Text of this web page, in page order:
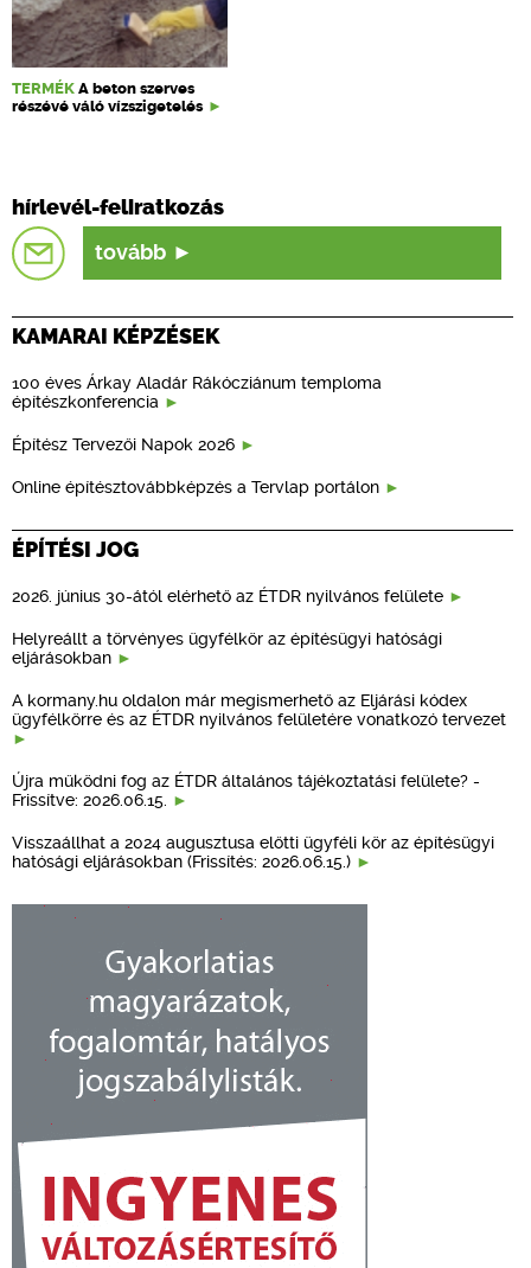
TERMÉK A beton szerves
részévé váló vízszigetelés
hírlevél-feliratkozás
tovább
KAMARAI KÉPZÉSEK
100 éves Árkay Aladár Rákócziánum temploma
építészkonferencia
Építész Tervezői Napok 2026
Online építésztovábbképzés a Tervlap portálon
ÉPÍTÉSI JOG
2026. június 30-ától elérhető az ÉTDR nyilvános felülete
Helyreállt a törvényes ügyfélkör az építésügyi hatósági
eljárásokban
A kormany.hu oldalon már megismerhető az Eljárási kódex
ügyfélkörre és az ÉTDR nyilvános felületére vonatkozó tervezet
Újra működni fog az ÉTDR általános tájékoztatási felülete? -
Frissítve: 2026.06.15.
Visszaállhat a 2024 augusztusa előtti ügyféli kör az építésügyi
hatósági eljárásokban (Frissítés: 2026.06.15.)